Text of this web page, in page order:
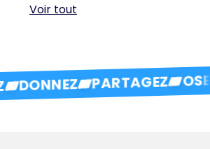
Voir tout
DONNEZ PARTAGEZ OSEZ